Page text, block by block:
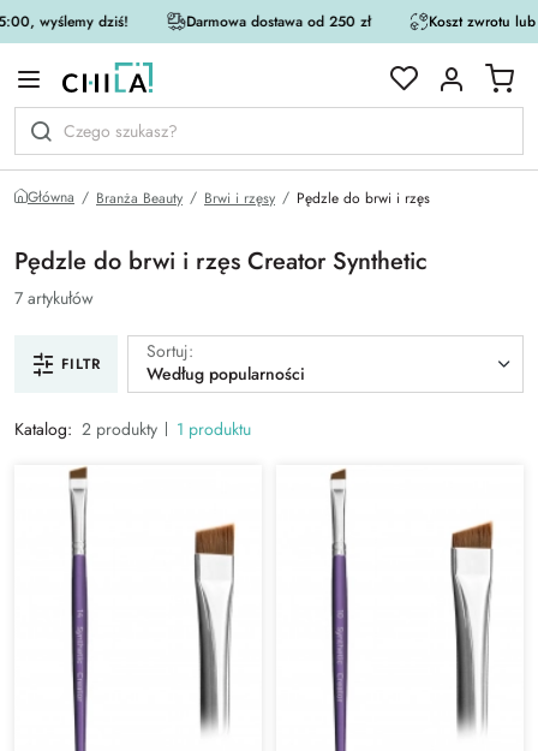
wyślemy dziś! Darmowa dostawa od 250 zł Koszt zwrotu
Główna Branża Beauty Brwi i rzęsy Pędzle do brwi i rzęs
Pędzle do brwi i rzęs Creator Synthetic
7 artykułów
FILTR
Sortuj:
Według popularności
Katalog: 2 produkty 1 produktu